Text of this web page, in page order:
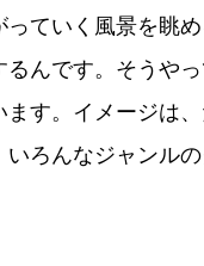
っていく風景を眺
るんです。そうや
ます。イメージは
ろんなジャンル